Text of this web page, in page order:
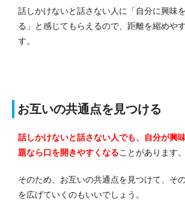
話しかけないと話さない人に「自分に興味
る」と感じてもらえるので、距離を縮めや
す。
お互いの共通点を見つける
話しかけないと話さない人でも、自分が興
題なら口を開きやすくなることがあります。
そのため、お互いの共通点を見つけて、そ
を広げていくのもいいでしょう。